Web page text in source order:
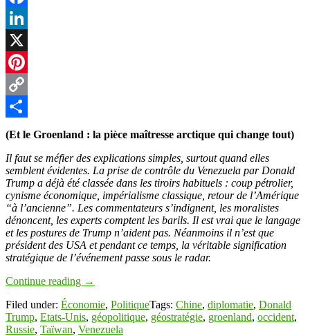
Facebook
LinkedIn
X
Pinterest
Copy
Link
Partager
(Et le Groenland : la pièce maîtresse arctique qui change tout)
Il faut se méfier des explications simples, surtout quand elles
semblent évidentes. La prise de contrôle du Venezuela par Donald
Trump a déjà été classée dans les tiroirs habituels : coup pétrolier,
cynisme économique, impérialisme classique, retour de l’Amérique
“à l’ancienne”. Les commentateurs s’indignent, les moralistes
dénoncent, les experts comptent les barils. Il est vrai que le langage
et les postures de Trump n’aident pas. Néanmoins il n’est que
président des USA et pendant ce temps, la véritable signification
stratégique de l’événement passe sous le radar.
Continue reading →
Filed under: Économie, PolitiqueTags: Chine, diplomatie, Donald
Trump, Etats-Unis, géopolitique, géostratégie, groenland, occident,
Russie, Taïwan, Venezuela